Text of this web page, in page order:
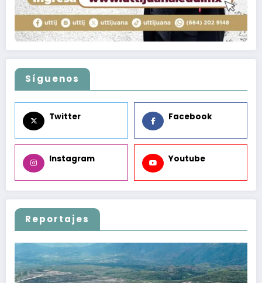
Síguenos
Twitter Facebook
Instagram Youtube
Reportajes